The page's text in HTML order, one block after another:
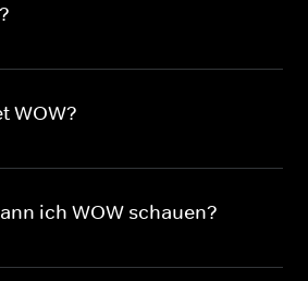
WOW?
ich WOW schauen?